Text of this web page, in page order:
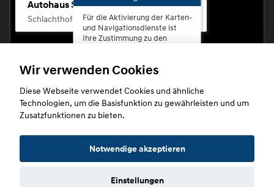
Autohaus Scherhag
Schlachthofstr. 68, 56073 Koblenz-Rauental
Für die Aktivierung der Karten-
und Navigationsdienste ist
Ihre Zustimmung zu den
erforderlich.
Zustimmen
Copyright © 2026. Autohaus Scherhag
Wir verwenden Cookies
Diese Webseite verwendet Cookies und ähnliche
Technologien, um die Basisfunktion zu gewährleisten und um
Zusatzfunktionen zu bieten.
Notwendige akzeptieren
Einstellungen